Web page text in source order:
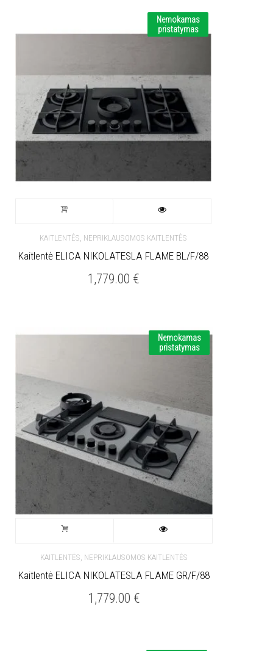
Nemokamas
pristatymas
KAITLENTĖS, NEPRIKLAUSOMOS KAITLENTĖS
Kaitlentė ELICA NIKOLATESLA FLAME BL/F/88
1,779.00 €
Nemokamas
pristatymas
KAITLENTĖS, NEPRIKLAUSOMOS KAITLENTĖS
Kaitlentė ELICA NIKOLATESLA FLAME GR/F/88
1,779.00 €